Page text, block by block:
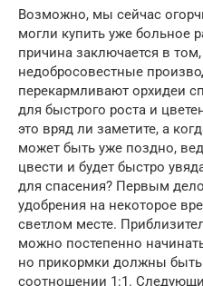
Возможно, мы сейчас
могли купить уже больное
причина заключается в
недобросовестные
перекармливают орхидеи
для быстрого роста и
это вряд ли заметите, а
может быть уже поздно,
цвести и будет быстро
для спасения? Первым
удобрения на некоторое
светлом месте.
можно постепенно
но прикормки должны
соотношении 1:1.